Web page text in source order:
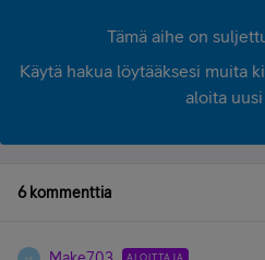
Tämä aihe on
Käytä hakua löytääksesi muita
aloita
6 kommenttia
ALOITTAJA